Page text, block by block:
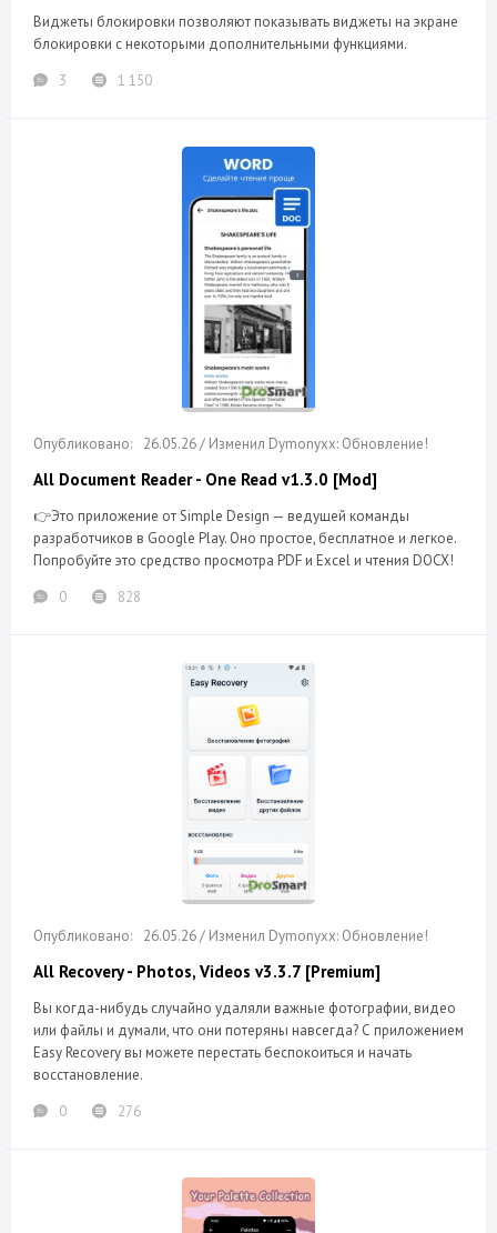
Виджеты блокировки позволяют показывать виджеты на экране
блокировки с некоторыми дополнительными функциями.
3
1 150
26.05.26 / Изменил Dymonyxx: Обновление!
All Document Reader - One Read v1.3.0 [Mod]
👉Это приложение от Simple Design — ведущей команды
разработчиков в Google Play. Оно простое, бесплатное и легкое.
Попробуйте это средство просмотра PDF и Excel и чтения DOCX!
0
828
26.05.26 / Изменил Dymonyxx: Обновление!
All Recovery - Photos, Videos v3.3.7 [Premium]
Вы когда-нибудь случайно удаляли важные фотографии, видео
или файлы и думали, что они потеряны навсегда? С приложением
Easy Recovery вы можете перестать беспокоиться и начать
восстановление.
0
276